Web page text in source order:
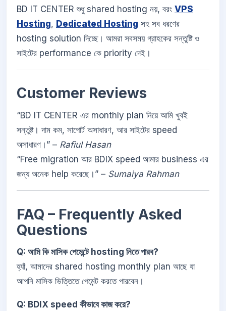
BD IT CENTER শুধু shared hosting নয়, বরং VPS
Hosting, Dedicated Hosting সহ সব ধরণের
hosting solution দিচ্ছে। আমরা সবসময় গ্রাহকের সন্তুষ্টি ও
সাইটের performance কে priority দেই।
Customer Reviews
“BD IT CENTER এর monthly plan নিয়ে আমি খুবই
সন্তুষ্ট। দাম কম, সাপোর্ট অসাধারণ, আর সাইটের speed
অসাধারণ।” – Rafiul Hasan
“Free migration আর BDIX speed আমার business এর
জন্য অনেক help করেছে।” – Sumaiya Rahman
FAQ – Frequently Asked
Questions
Q: আমি কি মাসিক পেমেন্টে hosting নিতে পারব?
হ্যাঁ, আমাদের shared hosting monthly plan আছে যা
আপনি মাসিক ভিত্তিতে পেমেন্ট করতে পারবেন।
Q: BDIX speed কীভাবে কাজ করে?